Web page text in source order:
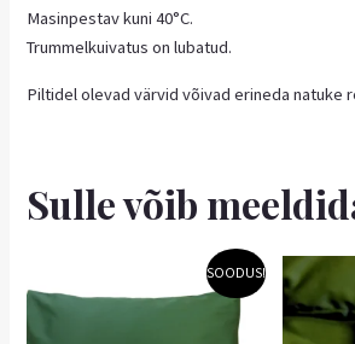
Masinpestav kuni 40°C.
Trummelkuivatus on lubatud.
Piltidel olevad värvid võivad erineda natuke
Sulle võib
SOODUS!
Hinnavahemik:
kuni
tootel